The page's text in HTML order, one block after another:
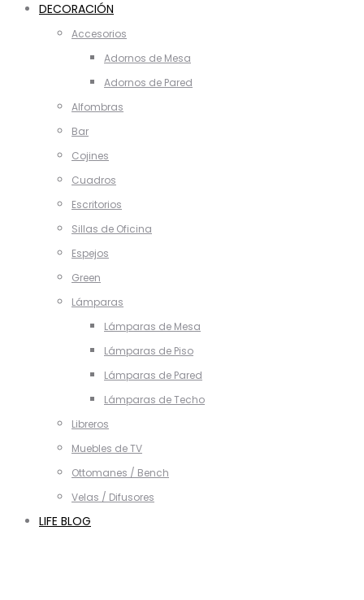
DECORACIÓN
Accesorios
Adornos de Mesa
Adornos de Pared
Alfombras
Bar
Cojines
Cuadros
Escritorios
Sillas de Oficina
Espejos
Green
Lámparas
Lámparas de Mesa
Lámparas de Piso
Lámparas de Pared
Lámparas de Techo
Libreros
Muebles de TV
Ottomanes / Bench
Velas / Difusores
LIFE BLOG